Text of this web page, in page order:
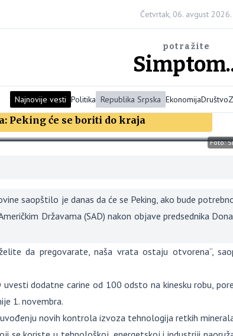
Četvrtak, 06. avgust 2026.
potražite
Najnovije vesti Politika Republika Srpska EkonomijaDruštvo
Foto:
Peking će se boriti do kraja
saopštilo je danas da će se Peking, ako bude
Državama (SAD) nakon objave predsednika
da pregovarate, naša vrata ostaju otvorena“,
dodatne carine od 100 odsto na kinesku robu,
1. novembra.
novih kontrola izvoza tehnologija retkih